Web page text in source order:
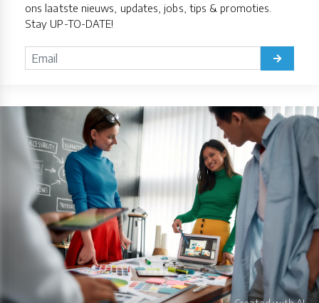
ons laatste nieuws, updates, jobs, tips & promoties.
Stay UP-TO-DATE!